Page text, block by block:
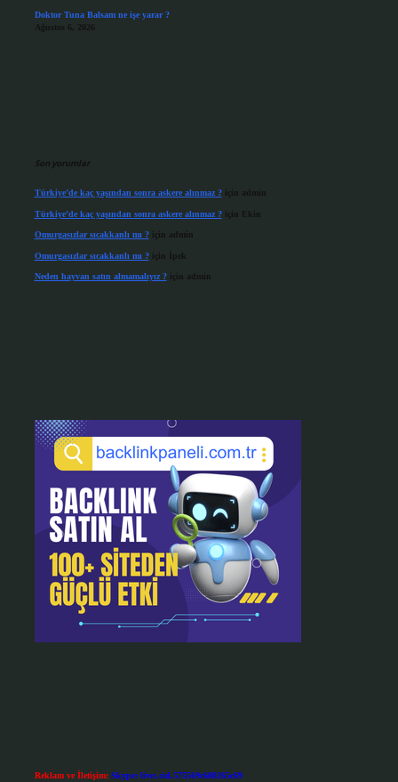
Doktor Tuna Balsam ne işe yarar ?
Ağustos 6, 2026
Son yorumlar
Türkiye’de kaç yaşından sonra askere alınmaz ?için admin
Türkiye’de kaç yaşından sonra askere alınmaz ?için Ekin
Omurgasızlar sıcakkanlı mı ?için admin
Omurgasızlar sıcakkanlı mı ?için İpek
Neden hayvan satın almamalıyız ?için admin
Reklam ve İletişim: Skype: live:.cid.575569c608265c69